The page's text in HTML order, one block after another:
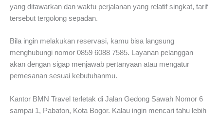
yang ditawarkan dan waktu perjalanan yang relatif singkat, tarif
tersebut tergolong sepadan.
Bila ingin melakukan reservasi, kamu bisa langsung
menghubungi nomor 0859 6088 7585. Layanan pelanggan
akan dengan sigap menjawab pertanyaan atau mengatur
pemesanan sesuai kebutuhanmu.
Kantor BMN Travel terletak di Jalan Gedong Sawah Nomor 6
sampai 1, Pabaton, Kota Bogor. Kalau ingin mencari tahu lebih